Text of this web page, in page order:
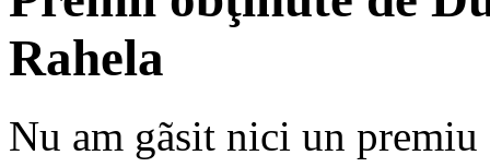
Rahela
Nu am gãsit nici un premiu